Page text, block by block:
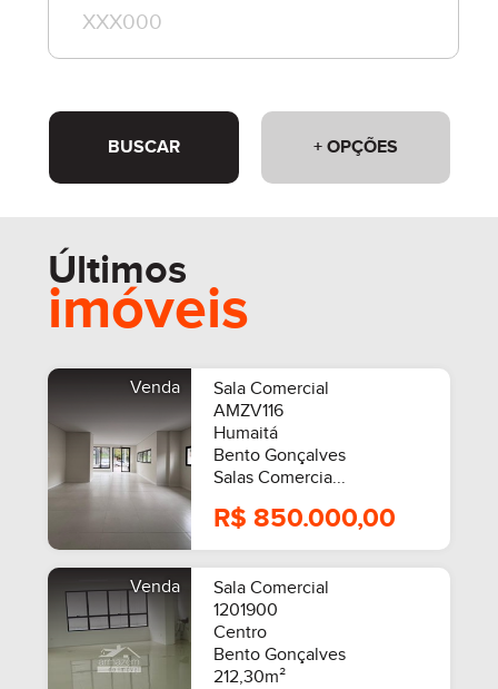
+ OPÇÕES
BUSCAR
Últimos
imóveis
Venda
Sala Comercial
AMZV116
Humaitá
Bento Gonçalves
Salas Comercia...
R$ 850.000,00
Venda
Sala Comercial
1201900
Centro
Bento Gonçalves
212,30m²